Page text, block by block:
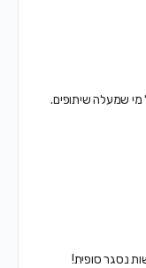
שמעלה שיתופים.
נסגר סופית!